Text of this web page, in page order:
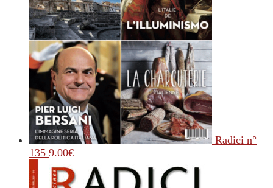
Radici n°
135 9.00€